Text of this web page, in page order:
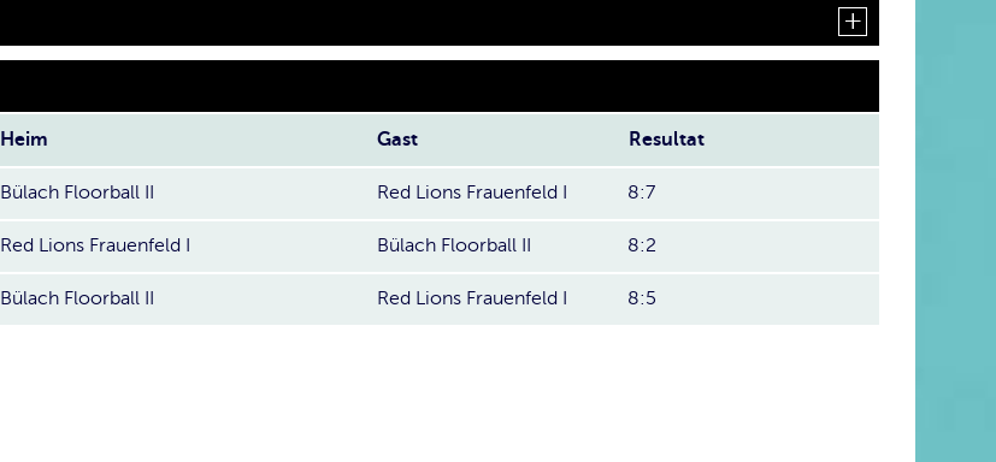
Heim Gast Resultat
Bülach Floorball II Red Lions Frauenfeld I 8:7
Red Lions Frauenfeld I Bülach Floorball II 8:2
Bülach Floorball II Red Lions Frauenfeld I 8:5